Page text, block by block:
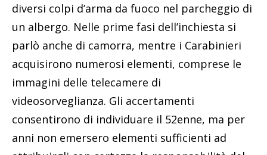
diversi colpi d’arma da fuoco nel parcheggio di
un albergo. Nelle prime fasi dell’inchiesta si
parlò anche di camorra, mentre i Carabinieri
acquisirono numerosi elementi, comprese le
immagini delle telecamere di
videosorveglianza. Gli accertamenti
consentirono di individuare il 52enne, ma per
anni non emersero elementi sufficienti ad